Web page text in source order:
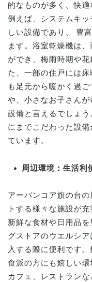
的なものが多く、快適
例えば、システムキ
しい設備であり、 豊
ます。浴室乾燥機は
ができ、梅雨時期や
た、一部の住戸には
も足元から暖かく過
や、小さなお子さん
設備と言えるでしょ
にまでこだわった設
ています。
周辺環境：生活利
アーバンコア旗の台
トする様々な施設が
新鮮な食材や日用品
グストアのウエルシ
入する際に便利です
食派の方にも嬉しい
カフェ、レストラン